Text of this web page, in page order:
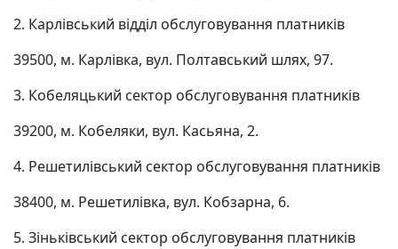
2. Карлівський відділ обслуговування платників
39500, м. Карлівка, вул. Полтавський шлях, 97.
3. Кобеляцький сектор обслуговування платників
39200, м. Кобеляки, вул. Касьяна, 2.
4. Решетилівський сектор обслуговування платників
38400, м. Решетилівка, вул. Кобзарна, 6.
5. Зіньківський сектор обслуговування платників